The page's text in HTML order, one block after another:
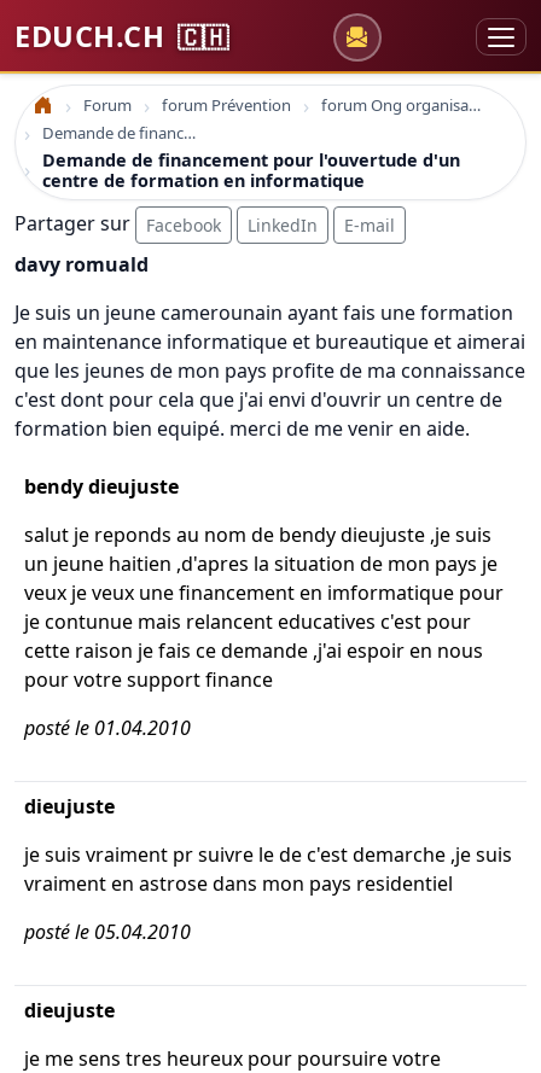
EDUCH.CH 🇨🇭
Accueil Forum forum Prévention
forum Ong organisations
Demande de financement pour l'ouvertude d'un centre de formation en informatique
Demande de financement pour l'ouvertude d'un
centre de formation en informatique
Partager sur Facebook LinkedIn E-mail
davy romuald
Je suis un jeune camerounain ayant fais une formation
en maintenance informatique et bureautique et aimerai
que les jeunes de mon pays profite de ma connaissance
c'est dont pour cela que j'ai envi d'ouvrir un centre de
formation bien equipé. merci de me venir en aide.
bendy dieujuste
salut je reponds au nom de bendy dieujuste ,je suis
un jeune haitien ,d'apres la situation de mon pays je
veux je veux une financement en imformatique pour
je contunue mais relancent educatives c'est pour
cette raison je fais ce demande ,j'ai espoir en nous
pour votre support finance
posté le 01.04.2010
dieujuste
je suis vraiment pr suivre le de c'est demarche ,je suis
vraiment en astrose dans mon pays residentiel
posté le 05.04.2010
dieujuste
je me sens tres heureux pour poursuire votre